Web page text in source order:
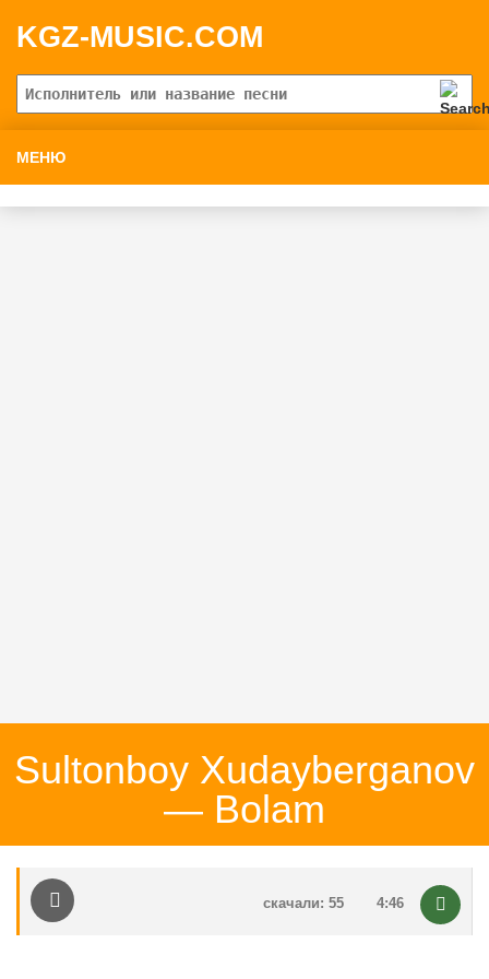
KGZ-MUSIC.COM
МЕНЮ
Sultonboy Xudayberganov
— Bolam
4:46
скачали: 55